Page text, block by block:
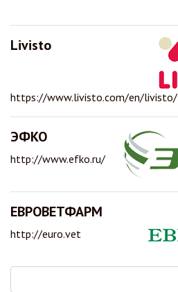
Livisto
https://www.livisto.com/en/livisto/
ЭФКО
http://www.efko.ru/
ЕВРОВЕТФАРМ
http://euro.vet